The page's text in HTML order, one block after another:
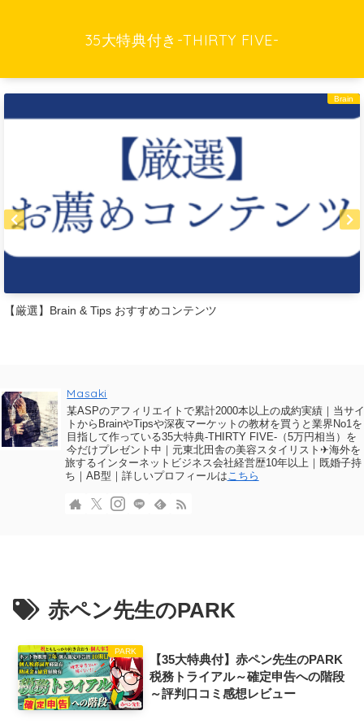
35大特典付き-THIRTY FIVE-
Brain
【厳選】Brain & Tips おすすめコンテンツ
Masaki
某ASPのアフィリエイトで累計2000本以上の成約実績｜当サ
トからBrainやTipsや深夜マーケットの教材を買うと業界No1を
目指して作っている35大特典-THIRTY FIVE-（5万円相当）を
今だけプレゼント中｜元東北田舎の美容スタイリスト✈海外を
旅するインターネットビジネス会社経営歴10年以上｜既婚子持
ち｜AB型｜詳しいプロフィールはこちら
赤ペン先生のPARK
PARK
【35大特典付】赤ペン先生のPARK
税務トライアル～確定申告への階段
～評判口コミ感想レビュー